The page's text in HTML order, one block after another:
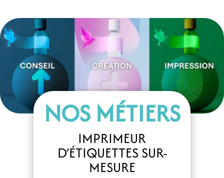
NOS MÉTIERS
IMPRIMEUR
D’ÉTIQUETTES SUR-
MESURE